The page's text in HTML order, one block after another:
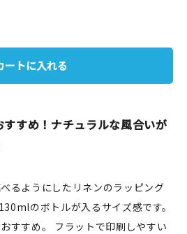
ートに入れる
すめ！ナチュラルな風合いが
るようにしたリネンのラッピング
のボトルが入るサイズ感です。
すすめ。 フラットで印刷しやすい